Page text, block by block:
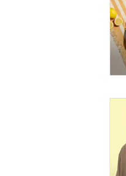
ボ
ア
ヘ
フ
メ
コ
食
ン用